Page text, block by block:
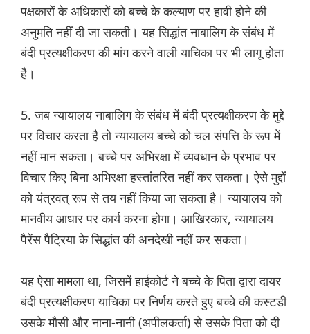
पक्षकारों के अधिकारों को बच्चे के कल्याण पर हावी होने की
अनुमति नहीं दी जा सकती। यह सिद्धांत नाबालिग के संबंध में
बंदी प्रत्यक्षीकरण की मांग करने वाली याचिका पर भी लागू होता
है।
5. जब न्यायालय नाबालिग के संबंध में बंदी प्रत्यक्षीकरण के मुद्दे
पर विचार करता है तो न्यायालय बच्चे को चल संपत्ति के रूप में
नहीं मान सकता। बच्चे पर अभिरक्षा में व्यवधान के प्रभाव पर
विचार किए बिना अभिरक्षा हस्तांतरित नहीं कर सकता। ऐसे मुद्दों
को यंत्रवत् रूप से तय नहीं किया जा सकता है। न्यायालय को
मानवीय आधार पर कार्य करना होगा। आखिरकार, न्यायालय
पैरेंस पैट्रिया के सिद्धांत की अनदेखी नहीं कर सकता।
यह ऐसा मामला था, जिसमें हाईकोर्ट ने बच्चे के पिता द्वारा दायर
बंदी प्रत्यक्षीकरण याचिका पर निर्णय करते हुए बच्चे की कस्टडी
उसके मौसी और नाना-नानी (अपीलकर्ता) से उसके पिता को दी